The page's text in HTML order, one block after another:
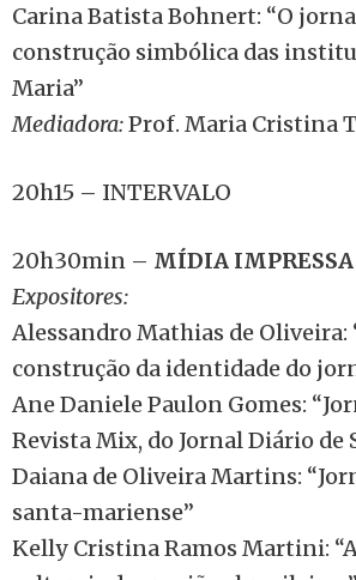
Carina Batista Bohnert: “O
construção simbólica das
Maria”
Mediadora:Prof. Maria Cristina
20h15 – INTERVALO
20h30min – MÍDIA IMPRESSA
Expositores:
Alessandro Mathias de
construção da identidade do
Ane Daniele Paulon Gomes:
Revista Mix, do Jornal Diário de
Daiana de Oliveira Martins:
santa-mariense”
Kelly Cristina Ramos Martini: